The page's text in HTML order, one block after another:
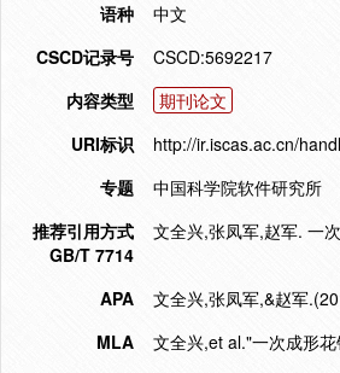
语种
中文
CSCD记录号
CSCD:5692217
内容类型
期刊论文
URI标识
http://ir.iscas.ac.cn/
专题
中国科学院软件研究所
推荐引用方式
GB/T 7714
文全兴,张凤军,赵军. 一
APA
文全兴,张凤军,&赵军
MLA
文全兴,et al."一次成形